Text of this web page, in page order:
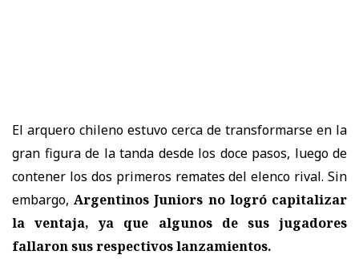
El arquero chileno estuvo cerca de transformarse en la
gran figura de la tanda desde los doce pasos, luego de
contener los dos primeros remates del elenco rival. Sin
embargo,Argentinos Juniors no logró capitalizar
la ventaja, ya que algunos de sus jugadores
fallaron sus respectivos lanzamientos.